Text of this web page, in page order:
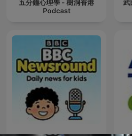
五分鐘心理學 - 樹洞香港
Podcast
武